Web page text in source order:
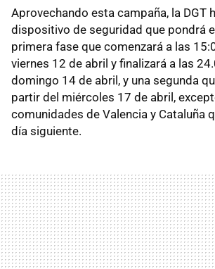
Aprovechando esta campaña, la DGT
dispositivo de seguridad que pondrá
primera fase que comenzará a las
viernes 12 de abril y finalizará a las
domingo 14 de abril, y una segunda
partir del miércoles 17 de abril,
comunidades de Valencia y Cataluña
día siguiente.